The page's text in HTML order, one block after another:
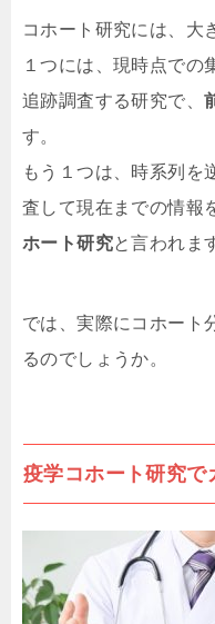
コホート研究には、大
１つには、現時点での
追跡調査する研究で、
す。
もう１つは、時系列を
査して現在までの情報
ホート研究と言われま
では、実際にコホート
るのでしょうか。
疫学コホート研究で